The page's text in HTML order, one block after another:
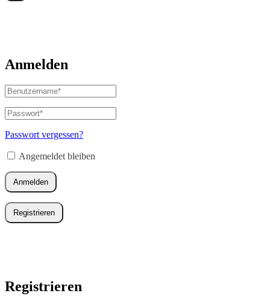
Anmelden
Benutzername
oder
E-
Mail-
Adresse*
Passwort*
Erforderlich
Passwort vergessen?
Angemeldet bleiben
Anmelden
Registrieren
Registrieren